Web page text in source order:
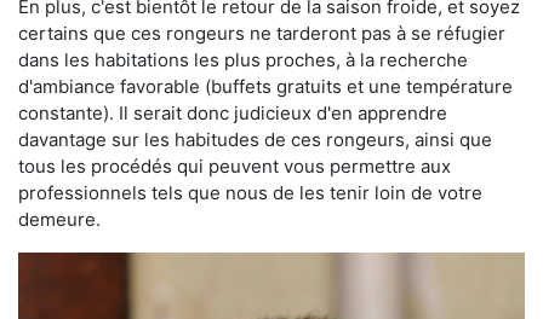
En plus, c'est bientôt le retour de la saison froide, et soyez
certains que ces rongeurs ne tarderont pas à se réfugier
dans les habitations les plus proches, à la recherche
d'ambiance favorable (buffets gratuits et une température
constante). Il serait donc judicieux d'en apprendre
davantage sur les habitudes de ces rongeurs, ainsi que
tous les procédés qui peuvent vous permettre aux
professionnels tels que nous de les tenir loin de votre
demeure.